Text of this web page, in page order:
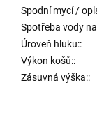
Spodní mycí /
Spotřeba vody
Úroveň hluku::
Výkon košů::
Zásuvná výška::